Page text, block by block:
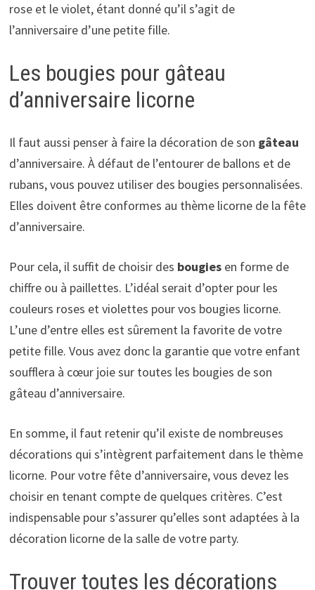
rose et le violet, étant donné qu’il s’agit de
l’anniversaire d’une petite fille.
Les bougies pour gâteau
d’anniversaire licorne
Il faut aussi penser à faire la décoration de son gâteau
d’anniversaire. À défaut de l’entourer de ballons et de
rubans, vous pouvez utiliser des bougies personnalisées.
Elles doivent être conformes au thème licorne de la fête
d’anniversaire.
Pour cela, il suffit de choisir des bougies en forme de
chiffre ou à paillettes. L’idéal serait d’opter pour les
couleurs roses et violettes pour vos bougies licorne.
L’une d’entre elles est sûrement la favorite de votre
petite fille. Vous avez donc la garantie que votre enfant
soufflera à cœur joie sur toutes les bougies de son
gâteau d’anniversaire.
En somme, il faut retenir qu’il existe de nombreuses
décorations qui s’intègrent parfaitement dans le thème
licorne. Pour votre fête d’anniversaire, vous devez les
choisir en tenant compte de quelques critères. C’est
indispensable pour s’assurer qu’elles sont adaptées à la
décoration licorne de la salle de votre party.
Trouver toutes les décorations